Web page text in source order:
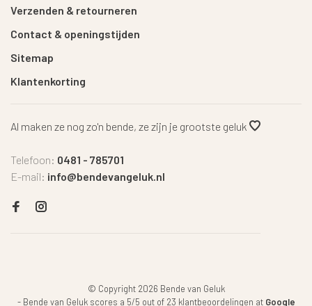
Verzenden & retourneren
Contact & openingstijden
Sitemap
Klantenkorting
Al maken ze nog zo'n bende, ze zijn je grootste geluk
Telefoon: 0481 - 785701
E-mail: info@bendevangeluk.nl
© Copyright 2026 Bende van Geluk
- Bende van Geluk scores a 5/5 out of 23 klantbeoordelingen at Google